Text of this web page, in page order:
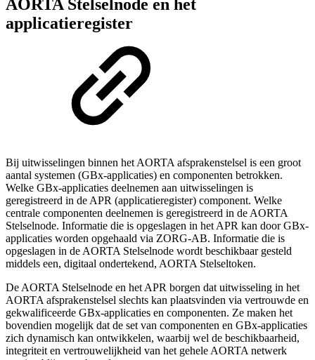
AORTA Stelselnode en het
applicatieregister
Bij uitwisselingen binnen het AORTA afsprakenstelsel is een groot
aantal systemen (GBx-applicaties) en componenten betrokken.
Welke GBx-applicaties deelnemen aan uitwisselingen is
geregistreerd in de APR (applicatieregister) component. Welke
centrale componenten deelnemen is geregistreerd in de AORTA
Stelselnode. Informatie die is opgeslagen in het APR kan door GBx-
applicaties worden opgehaald via ZORG-AB. Informatie die is
opgeslagen in de AORTA Stelselnode wordt beschikbaar gesteld
middels een, digitaal ondertekend, AORTA Stelseltoken.
De AORTA Stelselnode en het APR borgen dat uitwisseling in het
AORTA afsprakenstelsel slechts kan plaatsvinden via vertrouwde en
gekwalificeerde GBx-applicaties en componenten. Ze maken het
bovendien mogelijk dat de set van componenten en GBx-applicaties
zich dynamisch kan ontwikkelen, waarbij wel de beschikbaarheid,
integriteit en vertrouwelijkheid van het gehele AORTA netwerk